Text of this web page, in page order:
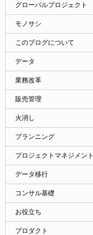
グローバルプロジェクト
モノサシ
このブログについて
データ
業務改革
販売管理
火消し
プランニング
プロジェクトマネジメント
データ移行
コンサル基礎
お役立ち
プロダクト